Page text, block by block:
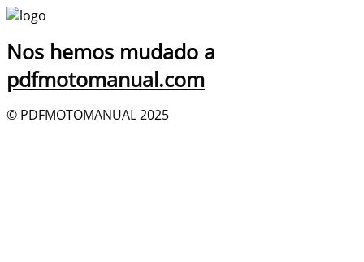
Nos hemos mudado a
pdfmotomanual.com
© PDFMOTOMANUAL 2025